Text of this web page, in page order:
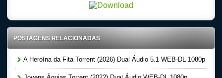
POSTAGENS RELACIONADAS
A Heroína da Fita Torrent (2026) Dual Áudio 5.1 WEB-DL 1080p